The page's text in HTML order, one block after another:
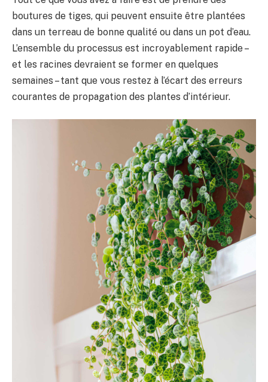
boutures de tiges, qui peuvent ensuite être plantées
dans un terreau de bonne qualité ou dans un pot d’eau.
L’ensemble du processus est incroyablement rapide –
et les racines devraient se former en quelques
semaines – tant que vous restez à l’écart des erreurs
courantes de propagation des plantes d’intérieur.